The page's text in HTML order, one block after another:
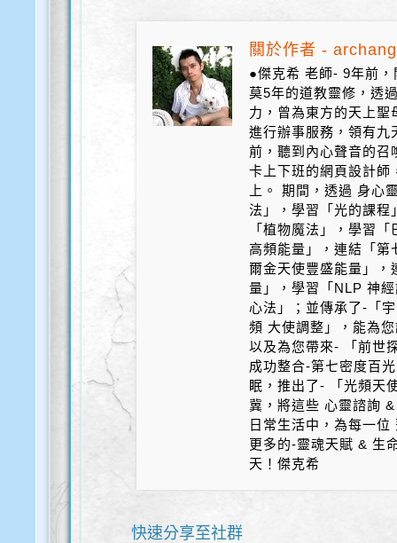
關於作者 -
●傑克希 老師- 9年前
莫5年的道教靈修，透
力，曾為東方的天上
進行辦事服務，領有
前，聽到內心聲音的召
卡上下班的網頁設計師
上。 期間，透過 身心
法」，學習「光的課程
「植物魔法」，學習
高頻能量」，連結「第
爾金天使豐盛能量」，
量」，學習「NLP 神
心法」；並傳承了-「
頻 大使調整」，能為
以及為您帶來- 「前世
成功整合-第七密度百
眠，推出了- 「光頻天
冀，將這些 心靈諮詢
日常生活中，為每一
更多的-靈魂天賦 & 生
天！傑克希
快速分享至社群